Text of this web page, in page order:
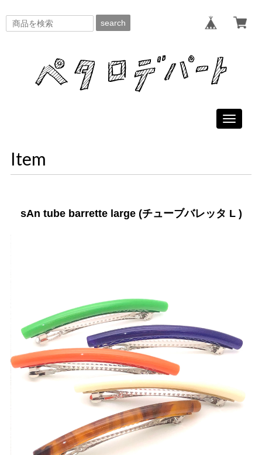
search
Toggle
Item
sAn tube barrette large (チューブバレッタ L )